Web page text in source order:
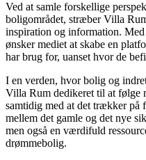
Ved at samle forskellige
boligområdet, stræber Villa
inspiration og information.
ønsker mediet at skabe en
har brug for, uanset hvor de
I en verden, hvor bolig og
Villa Rum dedikeret til at følge
samtidig med at det trækker på
mellem det gamle og det nye
men også en værdifuld
drømmebolig.